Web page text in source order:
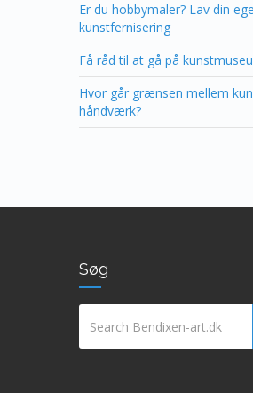
Er du hobbymaler? Lav din
kunstfernisering
Få råd til at gå på
Hvor går grænsen mellem
håndværk?
Søg